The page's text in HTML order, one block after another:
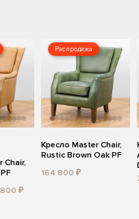
Chair,
₽
Распродажа
Кресло Master Chair,
Rustic Brown Oak PF
164 800 ₽